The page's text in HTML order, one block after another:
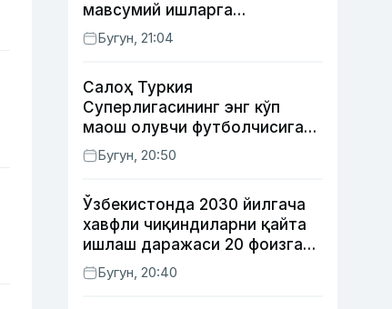
мавсумий ишларга
тайёрланади ва
жойлаштирилади
Бугун, 21:04
Салоҳ Туркия
Суперлигасининг энг кўп
маош олувчи футболчисига
айланди
Бугун, 20:50
Ўзбекистонда 2030 йилгача
хавфли чиқиндиларни қайта
ишлаш даражаси 20 фоизга
етказилади
Бугун, 20:40